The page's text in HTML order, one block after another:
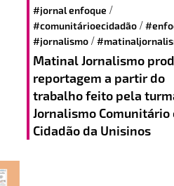
#jornal enfoque /
#comunitárioecidadão/
#jornalismo/
Matinal Jornalismo
reportagem a partir do
trabalho feito pela
Jornalismo Comunitário
Cidadão da Unisinos